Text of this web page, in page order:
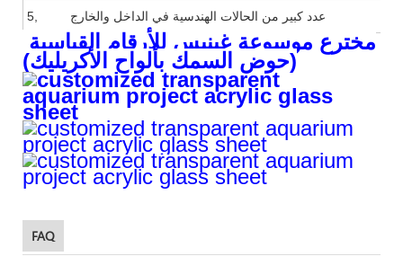
(حوض السمك بألواح الأكريليك)
FAQ